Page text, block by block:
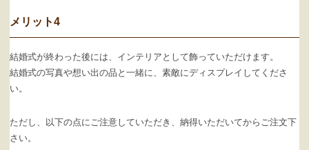
メリット4
結婚式が終わった後には、インテリアとして飾っていただけます。
結婚式の写真や想い出の品と一緒に、素敵にディスプレイしてくださ
い。
ただし、以下の点にご注意していただき、納得いただいてからご注文下
さい。